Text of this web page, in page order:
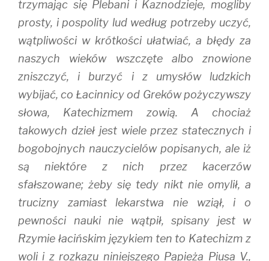
trzymając się Plebani i Kaznodzieje, mogliby
prosty, i pospolity lud według potrzeby uczyć,
wątpliwości w krótkości ułatwiać, a błędy za
naszych wieków wszczęte albo znowione
zniszczyć, i burzyć i z umysłów ludzkich
wybijać, co Łacinnicy od Greków pożyczywszy
słowa, Katechizmem zowią. A chociaż
takowych dzieł jest wiele przez statecznych i
bogobojnych nauczycielów popisanych, ale iż
są niektóre z nich przez kacerzów
sfałszowane; żeby się tedy nikt nie omylił, a
trucizny zamiast lekarstwa nie wziął, i o
pewności nauki nie wątpił, spisany jest w
Rzymie łacińskim językiem ten to Katechizm z
woli i z rozkazu niniejszego Papieża Piusa V.,